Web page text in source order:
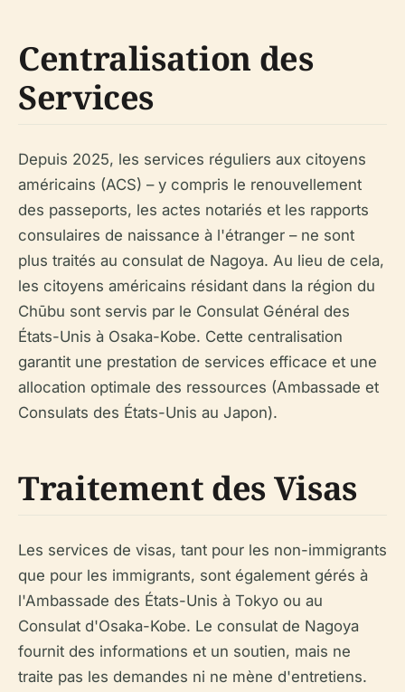
Centralisation des
Services
Depuis 2025, les services réguliers aux citoyens
américains (ACS) – y compris le renouvellement
des passeports, les actes notariés et les rapports
consulaires de naissance à l'étranger – ne sont
plus traités au consulat de Nagoya. Au lieu de cela,
les citoyens américains résidant dans la région du
Chūbu sont servis par le Consulat Général des
États-Unis à Osaka-Kobe. Cette centralisation
garantit une prestation de services efficace et une
allocation optimale des ressources (Ambassade et
Consulats des États-Unis au Japon).
Traitement des Visas
Les services de visas, tant pour les non-immigrants
que pour les immigrants, sont également gérés à
l'Ambassade des États-Unis à Tokyo ou au
Consulat d'Osaka-Kobe. Le consulat de Nagoya
fournit des informations et un soutien, mais ne
traite pas les demandes ni ne mène d'entretiens.